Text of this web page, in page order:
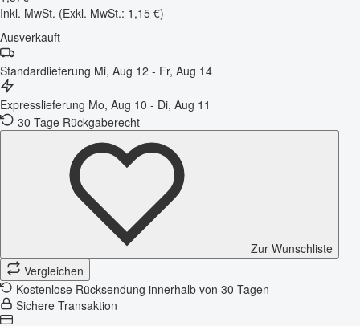
Inkl. MwSt. (Exkl. MwSt.: 1,15 €)
Ausverkauft
Standardlieferung Mi, Aug 12 - Fr, Aug 14
Expresslieferung Mo, Aug 10 - Di, Aug 11
30 Tage Rückgaberecht
Zur Wunschliste
Vergleichen
Kostenlose Rücksendung innerhalb von 30 Tagen
Sichere Transaktion